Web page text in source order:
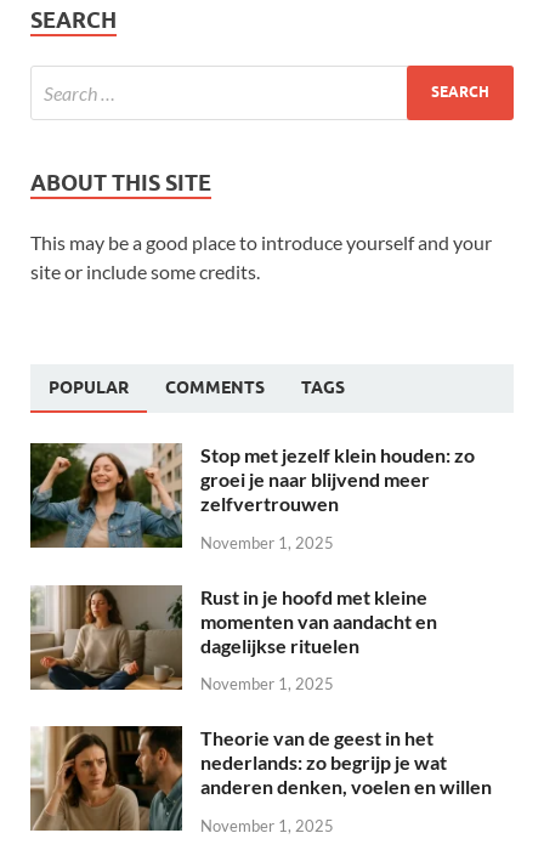
SEARCH
ABOUT THIS SITE
This may be a good place to introduce yourself and your
site or include some credits.
POPULAR COMMENTS TAGS
Stop met jezelf klein houden: zo
groei je naar blijvend meer
zelfvertrouwen
November 1, 2025
Rust in je hoofd met kleine
momenten van aandacht en
dagelijkse rituelen
November 1, 2025
Theorie van de geest in het
nederlands: zo begrijp je wat
anderen denken, voelen en willen
November 1, 2025